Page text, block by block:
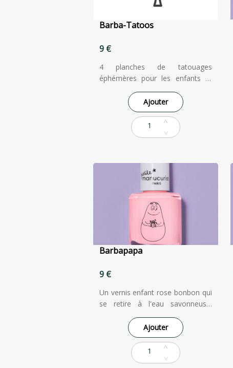
Barba-Tatoos
9 €
4 planches de tatouages
éphémères pour les enfants et
pour les grands ! Nés de la
rencontre entre nos vernis et
Barbapapa, voici les Barba-
tattoos, une collection de tattoos
colorés à poser sur la peau.
Ajouter
Barbapapa
9 €
Un vernis enfant rose bonbon qui
se retire à l'eau savonneuse.
Facile à appliquer et à enlever,
notre vernis à ongles pour
enfants est formulé à partir
d'ingrédients d'origine naturelle
pour qu'ils puissent faire comme
Ajouter